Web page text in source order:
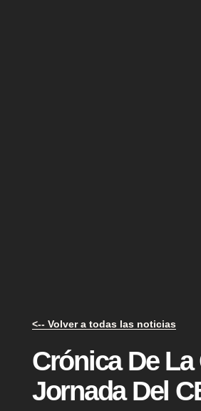
<-- Volver a todas las noticias
Crónica De La
Jornada Del